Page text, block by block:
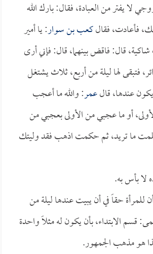
لا يفتر من العبادة، فقال: بارك الله
فأعادت، فقالكعب بن سوار: يا أمير
شاكية، قال: فاقض بينهما، قال: فإني أرى
فتبقى لها ليلة من أربع، ثلاث يشتغل
يكون عندها، قالعمر: والله ما أعجب
أو ما عجبي من الأولى بعجبي من
ما تريد، ثم حكمت اذهب فقد وليتك
لا بأس به.
للمرأة حقاً في أن يبيت عندها ليلة من
قسم الابتداء، بأن يكون له مثلاً واحدة
هو مذهب الجمهور.